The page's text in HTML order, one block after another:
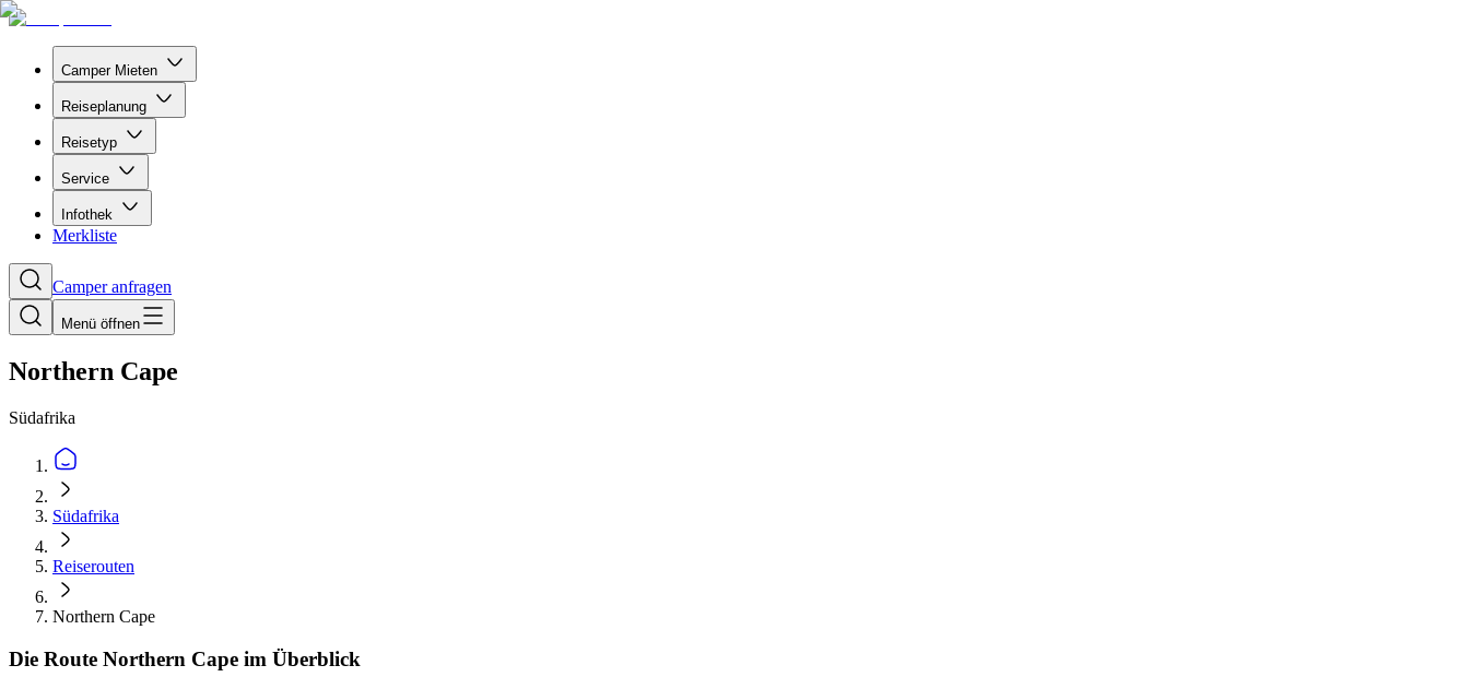
Camper Mieten
Reiseplanung
Reisetyp
Service
Infothek
Merkliste
Camper anfragen
Menü öffnen
Northern Cape
Südafrika
Südafrika
Reiserouten
Northern Cape
Die Route Northern Cape im Überblick